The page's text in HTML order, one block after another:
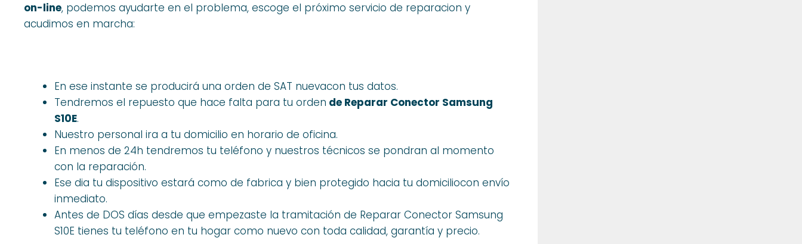
on-line, podemos ayudarte en el problema, escoge el próximo servicio de reparacion y
acudimos en marcha:
En ese instante se producirá una orden de SAT nuevacon tus datos.
Tendremos el repuesto que hace falta para tu orden de Reparar Conector Samsung
S10E.
Nuestro personal ira a tu domicilio en horario de oficina.
En menos de 24h tendremos tu teléfono y nuestros técnicos se pondran al momento
con la reparación.
Ese dia tu dispositivo estará como de fabrica y bien protegido hacia tu domiciliocon envío
inmediato.
Antes de DOS días desde que empezaste la tramitación de Reparar Conector Samsung
S10E tienes tu teléfono en tu hogar como nuevo con toda calidad, garantía y precio.